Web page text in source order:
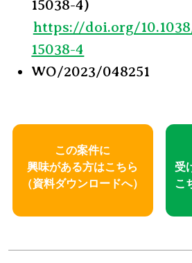
15038-4)
https://doi.org/
15038-4
WO/2023/048251
この案件に
興味がある方はこちら
（資料ダウンロードへ）
受
こ